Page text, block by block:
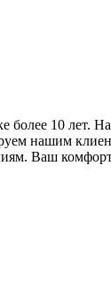
10 лет.
нашим
Ваш